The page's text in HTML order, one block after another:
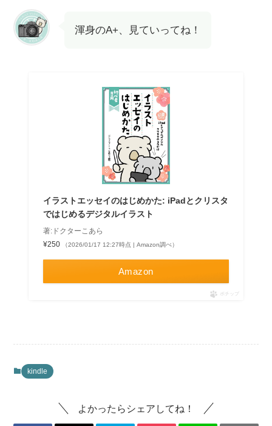
渾身のA+、見ていってね！
イラストエッセイのはじめかた: iPadとクリスタ
ではじめるデジタルイラスト
著:ドクターこあら
¥250
（2026/01/17 12:27時点 | Amazon調べ）
Amazon
ポチップ
kindle
よかったらシェアしてね！